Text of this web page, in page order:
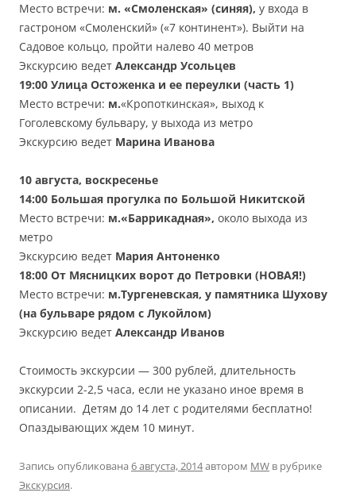
Место встречи: м. «Смоленская» (синяя), у входа в
гастроном «Смоленский» («7 континент»). Выйти на
Садовое кольцо, пройти налево 40 метров
Экскурсию ведет Александр Усольцев
19:00 Улица Остоженка и ее переулки (часть 1)
Место встречи: м.«Кропоткинская», выход к
Гоголевскому бульвару, у выхода из метро
Экскурсию ведет Марина Иванова
10 августа, воскресенье
14:00 Большая прогулка по Большой Никитской
Место встречи: м.«Баррикадная», около выхода из
метро
Экскурсию ведет Мария Антоненко
18:00 От Мясницких ворот до Петровки (НОВАЯ!)
Место встречи: м.Тургеневская, у памятника Шухову
(на бульваре рядом с Лукойлом)
Экскурсию ведет Александр Иванов
Стоимость экскурсии — 300 рублей, длительность
экскурсии 2-2,5 часа, если не указано иное время в
описании. Детям до 14 лет с родителями бесплатно!
Опаздывающих ждем 10 минут.
Запись опубликована 6 августа, 2014автором MW в рубрике
Экскурсия.